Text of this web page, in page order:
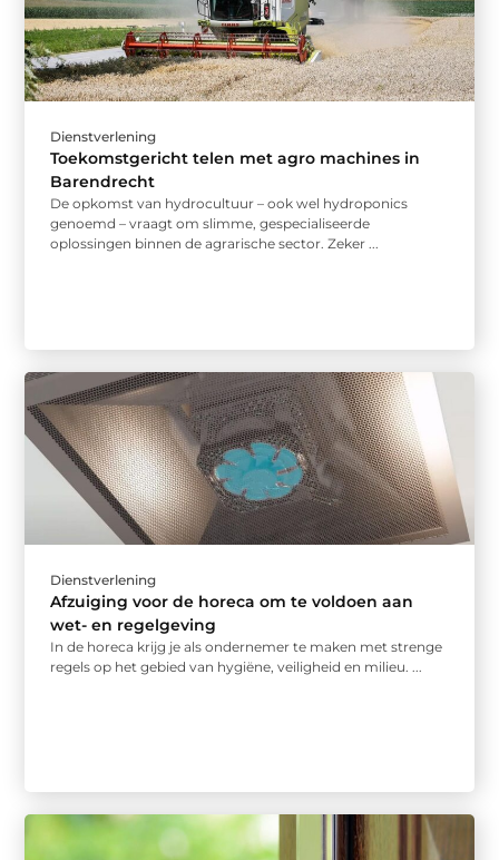
Dienstverlening
Toekomstgericht telen met agro machines in
Barendrecht
De opkomst van hydrocultuur – ook wel hydroponics
genoemd – vraagt om slimme, gespecialiseerde
oplossingen binnen de agrarische sector. Zeker ...
Dienstverlening
Afzuiging voor de horeca om te voldoen aan
wet- en regelgeving
In de horeca krijg je als ondernemer te maken met strenge
regels op het gebied van hygiëne, veiligheid en milieu. ...